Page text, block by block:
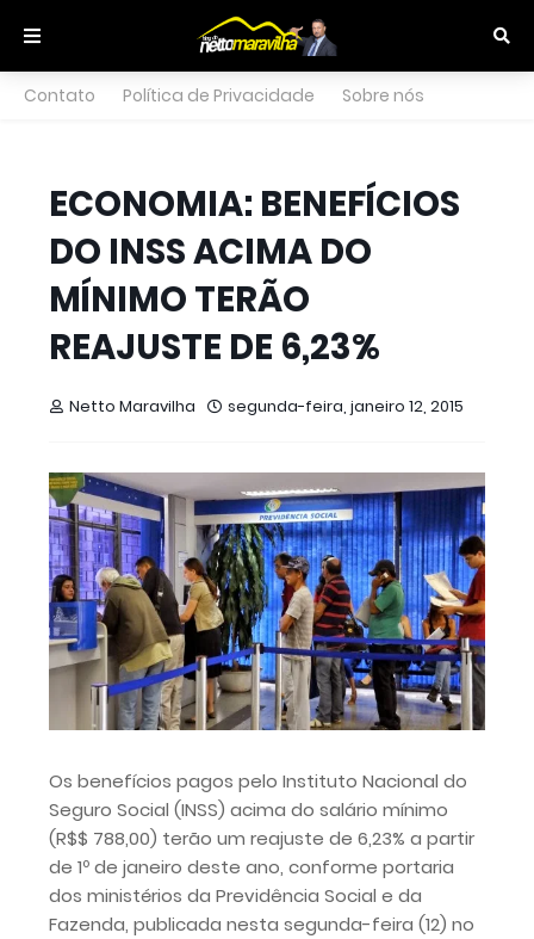
Contato Política de Privacidade Sobre nós
ECONOMIA: BENEFÍCIOS
DO INSS ACIMA DO
MÍNIMO TERÃO
REAJUSTE DE 6,23%
Netto Maravilha segunda-feira, janeiro 12, 2015
Os benefícios pagos pelo Instituto Nacional do
Seguro Social (INSS) acima do salário mínimo
(R$$ 788,00) terão um reajuste de 6,23% a partir
de 1º de janeiro deste ano, conforme portaria
dos ministérios da Previdência Social e da
Fazenda, publicada nesta segunda-feira (12) no